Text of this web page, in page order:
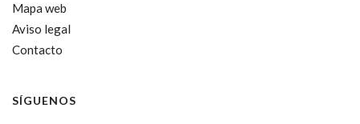
Mapa web
Aviso legal
Contacto
SÍGUENOS